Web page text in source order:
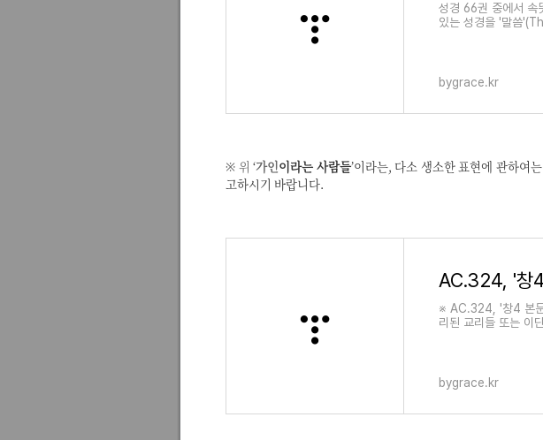
성경 66권 중에서
있는 성경을 '말씀
bygrace.kr
※ 위‘가인이라는 사람들’이라는, 다소 생소한 표현에 관하여
고하시기 바랍니다.
※ AC.324, '창4 본
리된 교리들 또는 이
bygrace.kr